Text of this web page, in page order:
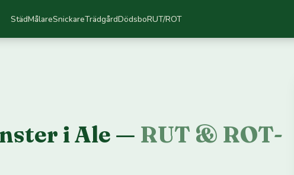
StädMålareSnickareTrädgårdDödsboRUT/ROT
i Ale — RUT & ROT-